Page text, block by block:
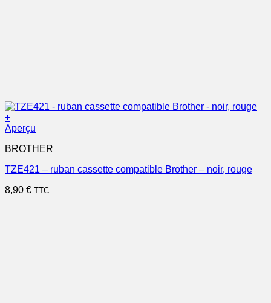
+
Aperçu
BROTHER
TZE421 – ruban cassette compatible Brother – noir, rouge
8,90 € TTC